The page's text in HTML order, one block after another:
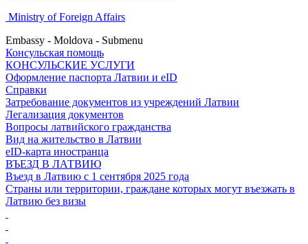
Ministry of Foreign Affairs
Embassy - Moldova - Submenu
Консульская помощь
КОНСУЛЬСКИЕ УСЛУГИ
Оформление паспорта Латвии и eID
Справки
Затребование документов из учреждений Латвии
Легализация документов
Вопросы латвийского гражданства
Вид на жительство в Латвии
eID-карта иностранца
ВЪЕЗД В ЛАТВИЮ
Въезд в Латвию с 1 сентября 2025 года
Страны или территории, граждане которых могут въезжать в
Латвию без визы